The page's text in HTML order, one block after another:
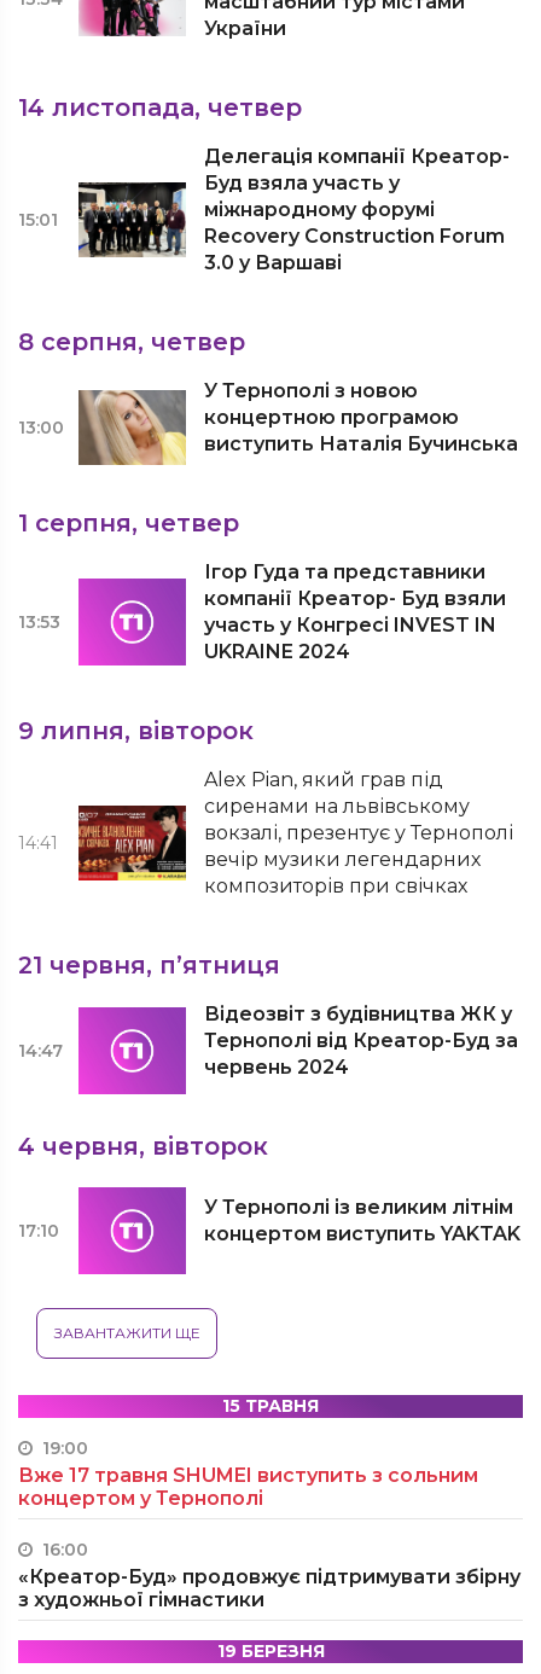
України
14 листопада, четвер
15:01
Делегація компанії Креатор-
Буд взяла участь у
міжнародному форумі
Recovery Construction Forum
3.0 у Варшаві
8 серпня, четвер
13:00
У Тернополі з новою
концертною програмою
виступить Наталія Бучинська
1 серпня, четвер
13:53
Ігор Гуда та представники
компанії Креатор- Буд взяли
участь у Конгресі INVEST IN
UKRAINE 2024
9 липня, вівторок
14:41
Alex Pian, який грав під
сиренами на львівському
вокзалі, презентує у Тернополі
вечір музики легендарних
композиторів при свічках
21 червня, п’ятниця
14:47
Відеозвіт з будівництва ЖК у
Тернополі від Креатор-Буд за
червень 2024
4 червня, вівторок
17:10
У Тернополі із великим літнім
концертом виступить YAKTAK
ЗАВАНТАЖИТИ ЩЕ
15 ТРАВНЯ
19:00
Вже 17 травня SHUMEI виступить з сольним
концертом у Тернополі
16:00
«Креатор-Буд» продовжує підтримувати збірну
з художньої гімнастики
19 БЕРЕЗНЯ